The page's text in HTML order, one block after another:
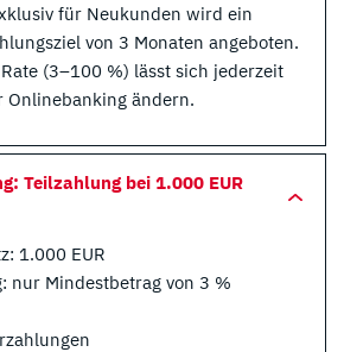
für Neukunden wird ein
von 3 Monaten angeboten.
Rate (3–100 %) lässt sich jederzeit
Onlinebanking ändern.
Teilzahlung bei 1.000 EUR
1.000 EUR
nur Mindestbetrag von 3 %